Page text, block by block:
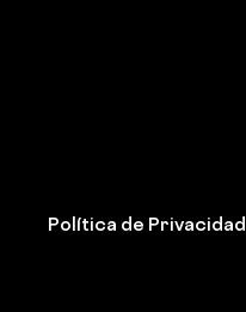
Política de Privacidad